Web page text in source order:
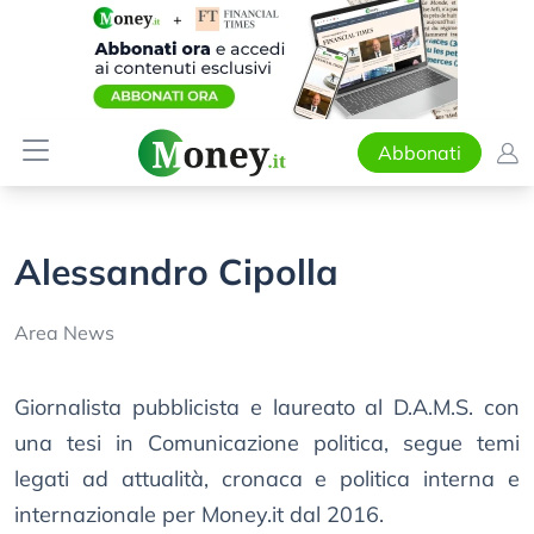
Abbonati
Alessandro Cipolla
Area News
Giornalista pubblicista e laureato al D.A.M.S. con
una tesi in Comunicazione politica, segue temi
legati ad attualità, cronaca e politica interna e
internazionale per Money.it dal 2016.